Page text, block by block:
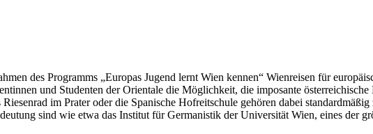
des Programms „Europas Jugend lernt Wien kennen“ Wienreisen für
und Studenten der Orientale die Möglichkeit, die imposante
im Prater oder die Spanische Hofreitschule gehören dabei
sind wie etwa das Institut für Germanistik der Universität Wien, eines der